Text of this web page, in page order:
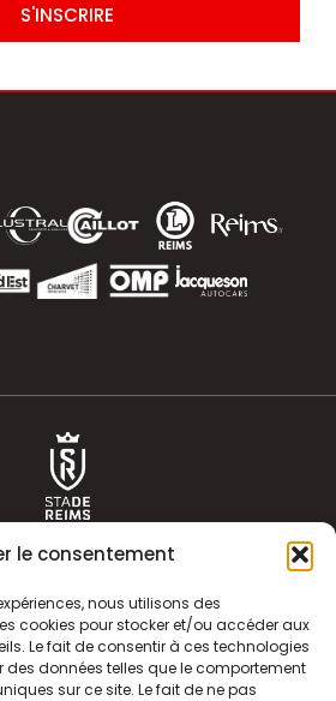
le consentement
nous utilisons des
cookies pour stocker et/ou accéder aux
Le fait de consentir à ces technologies
des données telles que le comportement
sur ce site. Le fait de ne pas
S'INSCRIRE
HISTOIRE